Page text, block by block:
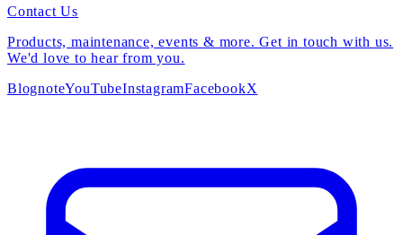
Contact Us
Products, maintenance, events & more. Get in touch with us.
We'd love to hear from you.
BlognoteYouTubeInstagramFacebookX